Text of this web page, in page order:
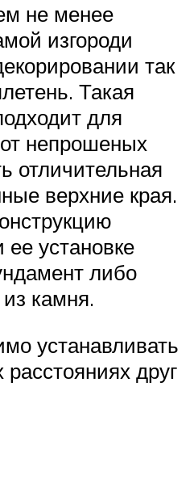
не менее
изгороди
так
Такая
для
непрошеных
отличительная
верхние края.
ее установке
либо
камня.
устанавливать
друг